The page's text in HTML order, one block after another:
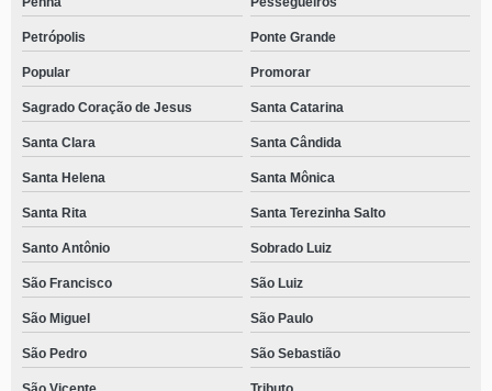
Petrópolis Ponte Grande
Popular Promorar
Sagrado Coração de Jesus Santa Catarina
Santa Clara Santa Cândida
Santa Helena Santa Mônica
Santa Rita Santa Terezinha Salto
Santo Antônio Sobrado Luiz
São Francisco São Luiz
São Miguel São Paulo
São Pedro São Sebastião